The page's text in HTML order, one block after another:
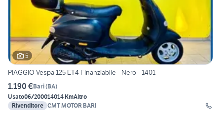
5
PIAGGIO Vespa 125 ET4 Finanziabile - Nero - 1401
1.190 €Bari(BA)
Usato06/200014014 KmAltro
Rivenditore CMT MOTOR BARI